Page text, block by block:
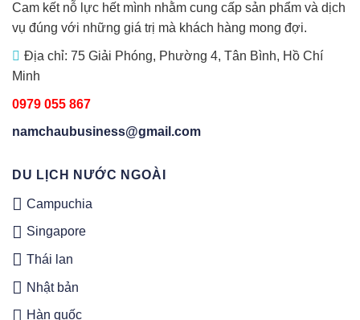
Cam kết nỗ lực hết mình nhằm cung cấp sản phẩm và dịch
vụ đúng với những giá trị mà khách hàng mong đợi.
Địa chỉ: 75 Giải Phóng, Phường 4, Tân Bình, Hồ Chí
Minh
0979 055 867
namchaubusiness@gmail.com
DU LỊCH NƯỚC NGOÀI
Campuchia
Singapore
Thái lan
Nhật bản
Hàn quốc